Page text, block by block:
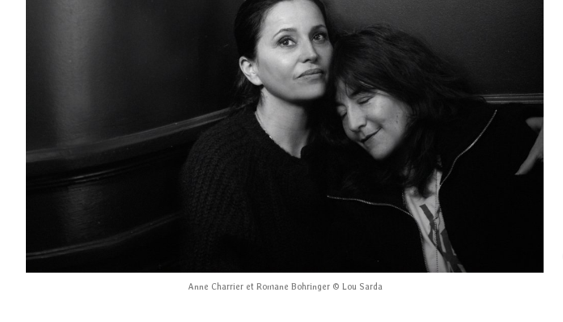
Anne Charrier et Romane Bohringer © Lou Sarda